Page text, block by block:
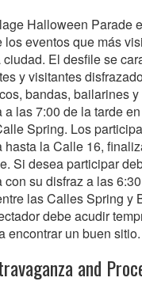
Halloween Parade
eventos que más
El desfile se
y visitantes
bandas, bailarines y
las 7:00 de la tarde
Spring. Los
hasta la Calle 16,
Si desea participar
su disfraz a las
las Calles Spring y
debe acudir
encontrar un buen sitio.
and